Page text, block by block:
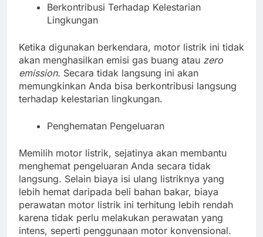
Berkontribusi Terhadap Kelestarian
Lingkungan
Ketika digunakan berkendara, motor listrik ini tidak
akan menghasilkan emisi gas buang atau zero
emission. Secara tidak langsung ini akan
memungkinkan Anda bisa berkontribusi langsung
terhadap kelestarian lingkungan.
Penghematan Pengeluaran
Memilih motor listrik, sejatinya akan membantu
menghemat pengeluaran Anda secara tidak
langsung. Selain biaya isi ulang listriknya yang
lebih hemat daripada beli bahan bakar, biaya
perawatan motor listrik ini terhitung lebih rendah
karena tidak perlu melakukan perawatan yang
intens, seperti penggunaan motor konvensional.